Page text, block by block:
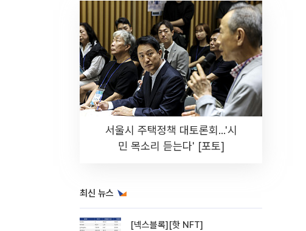
서울시 주택정책 대토론회...'시
민 목소리 듣는다' [포토]
최신 뉴스
[넥스블록][핫 NFT]